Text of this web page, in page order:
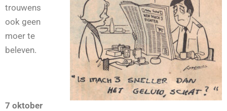
trouwens
ook geen
moer te
beleven.
7 oktober